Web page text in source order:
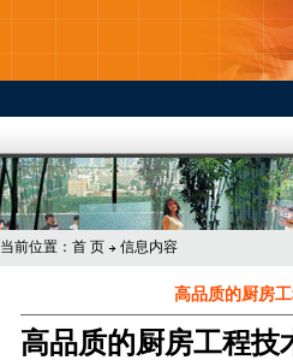
当前位置： 首 页 信息内容
高品质的厨房
高品质的厨房工程技